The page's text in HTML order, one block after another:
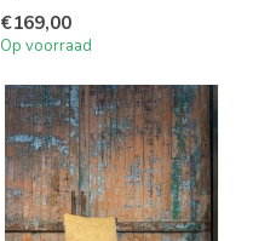
taup...
€169,00
Op voorraad